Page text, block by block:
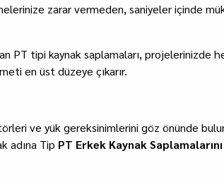
zarar vermeden, saniyeler içinde
PT tipi kaynak saplamaları, projelerinizde
en üst düzeye çıkarır.
ve yük gereksinimlerini göz önünde
adına Tip PT Erkek Kaynak